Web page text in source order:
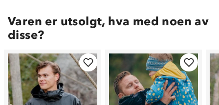
Varen er utsolgt, hva med noen av
disse?